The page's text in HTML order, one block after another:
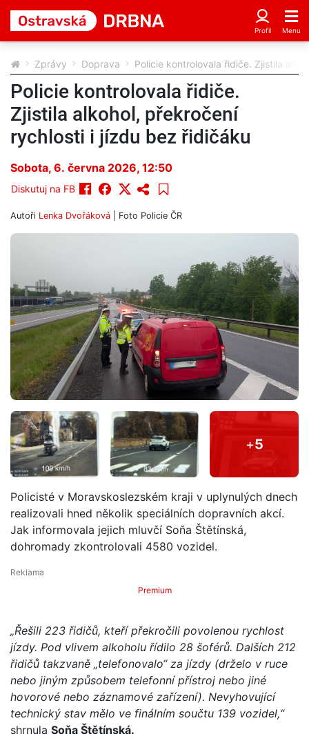
Zprávy Doprava Policie kontrolovala řidiče. Zjistila
Policie kontrolovala řidiče.
Zjistila alkohol, překročení
rychlosti i jízdu bez řidičáku
Sobota, 6. června 2026, 12:50
Diskutuj na FB
Autoři Lenka Dvořáková | Foto Policie ČR
+5
Policisté v Moravskoslezském kraji v uplynulých dnech
realizovali hned několik speciálních dopravních akcí.
Jak informovala jejich mluvčí Soňa Štětínská,
dohromady zkontrolovali 4580 vozidel.
Premium
„Řešili 223 řidičů, kteří překročili povolenou rychlost
jízdy. Pod vlivem alkoholu řídilo 28 šoférů. Dalších 212
řidičů takzvaně „telefonovalo“ za jízdy (drželo v ruce
nebo jiným způsobem telefonní přístroj nebo jiné
hovorové nebo záznamové zařízení). Nevyhovující
technický stav mělo ve finálním součtu 139 vozidel,“
shrnula Soňa Štětínská.